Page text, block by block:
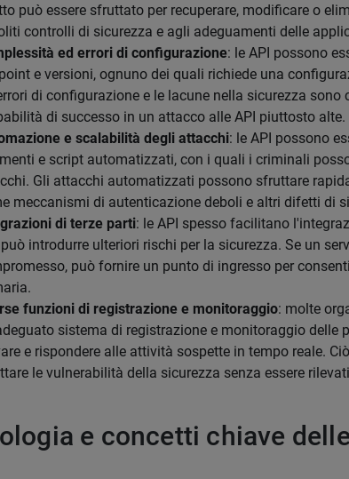
può essere sfruttato per recuperare, modificare o
controlli di sicurezza e agli adeguamenti delle
ed errori di configurazione: le API possono
e versioni, ognuno dei quali richiede una
di configurazione e le lacune nella sicurezza sono
di successo in un attacco alle API piuttosto alte.
e scalabilità degli attacchi: le API possono
e script automatizzati, con i quali i criminali
Gli attacchi automatizzati possono sfruttare
meccanismi di autenticazione deboli e altri difetti di
di terze parti: le API spesso facilitano
introdurre ulteriori rischi per la sicurezza. Se un
può fornire un punto di ingresso per
funzioni di registrazione e monitoraggio: molte
sistema di registrazione e monitoraggio delle
e rispondere alle attività sospette in tempo reale.
le vulnerabilità della sicurezza senza essere
e concetti chiave